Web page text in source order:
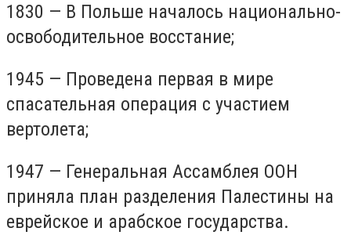
1830 — В Польше началось национально-
освободительное восстание;
1945 — Проведена первая в мире
спасательная операция с участием
вертолета;
1947 — Генеральная Ассамблея ООН
приняла план разделения Палестины на
еврейское и арабское государства.